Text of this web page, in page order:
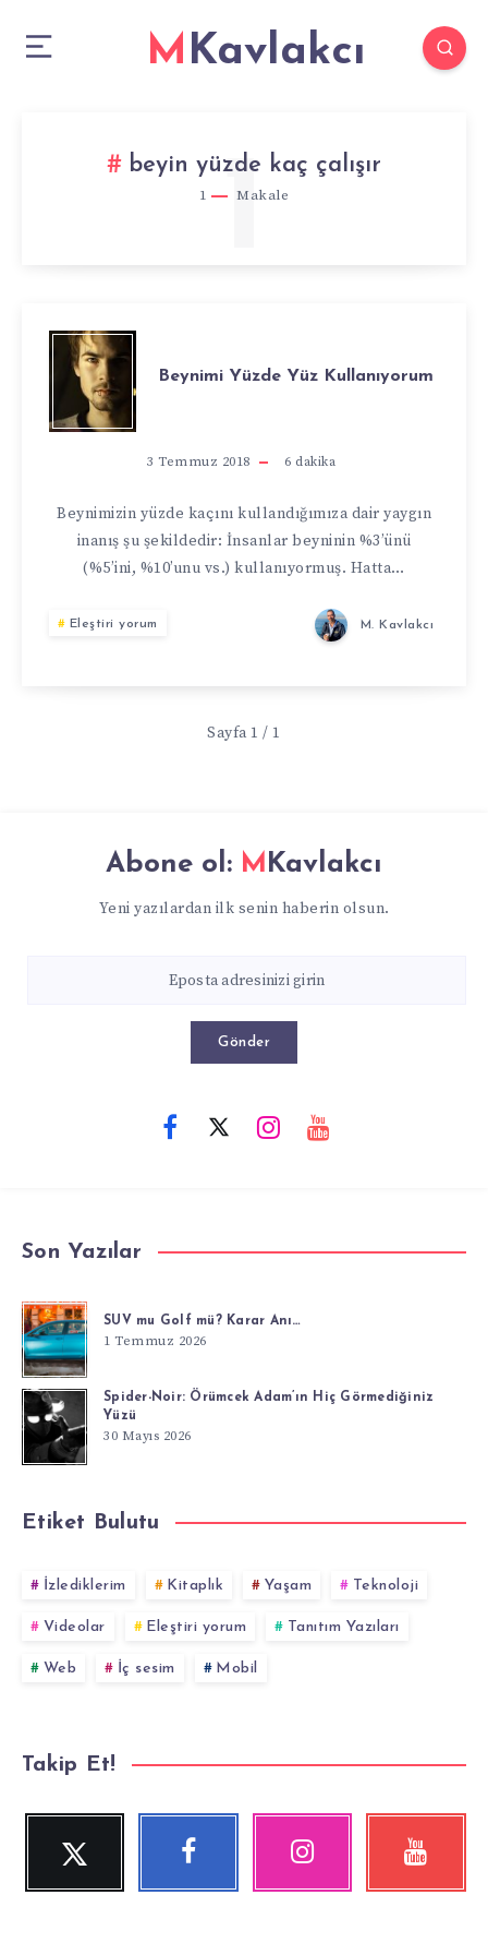
MKavlakcı
beyin yüzde kaç çalışır
1 Makale
1
BEYNIMI
YÜZDE
YÜZ
KULLANIYORUM
Beynimi Yüzde Yüz Kullanıyorum
3 Temmuz 2018 6 dakika
Beynimizin yüzde kaçını kullandığımıza dair yaygın
inanış şu şekildedir: İnsanlar beyninin %3’ünü
(%5’ini, %10’unu vs.) kullanıyormuş. Hatta…
Eleştiri yorum M. Kavlakcı
Sayfa 1 / 1
Abone ol: MKavlakcı
Yeni yazılardan ilk senin haberin olsun.
Gönder
Son Yazılar
SUV mu Golf mü? Karar Anı…
1 Temmuz 2026
Spider-Noir: Örümcek Adam’ın Hiç Görmediğiniz
Yüzü
30 Mayıs 2026
Etiket Bulutu
İzlediklerim Kitaplık Yaşam Teknoloji
Videolar Eleştiri yorum Tanıtım Yazıları
Web İç sesim Mobil
Takip Et!
Twitter Facebook Instagram
Fotoğraflarımız!
YouTube
Videolara